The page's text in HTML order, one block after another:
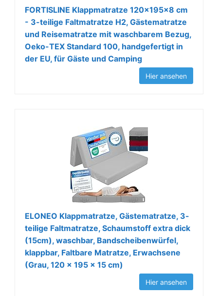
FORTISLINE Klappmatratze 120x195x8 cm
- 3-teilige Faltmatratze H2, Gästematratze
und Reisematratze mit waschbarem Bezug,
Oeko-TEX Standard 100, handgefertigt in
der EU, für Gäste und Camping
Hier ansehen
ELONEO Klappmatratze, Gästematratze, 3-
teilige Faltmatratze, Schaumstoff extra dick
(15cm), waschbar, Bandscheibenwürfel,
klappbar, Faltbare Matratze, Erwachsene
(Grau, 120 x 195 x 15 cm)
Hier ansehen